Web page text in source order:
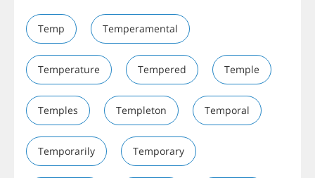
Temp Temperamental
Temperature Tempered Temple
Temples Templeton Temporal
Temporarily Temporary